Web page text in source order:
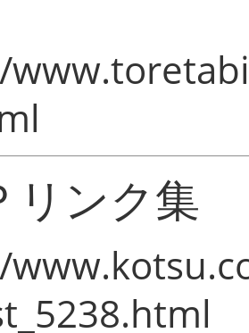
リンク集